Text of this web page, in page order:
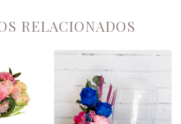
RELACIONADOS